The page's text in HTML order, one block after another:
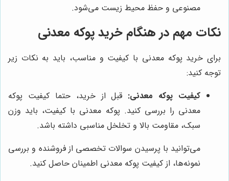
مصنوعی و حفظ محیط زیست می‌شود.
نکات مهم در هنگام خرید پوکه معدنی
برای خرید پوکه معدنی با کیفیت و مناسب، باید به نکات زیر
توجه کنید:
کیفیت پوکه معدنی: قبل از خرید، حتما کیفیت پوکه
معدنی را بررسی کنید. پوکه معدنی با کیفیت، باید وزن
سبک، مقاومت بالا و تخلخل مناسبی داشته باشد.
می‌توانید با پرسیدن سوالات تخصصی از فروشنده و بررسی
نمونه‌ها، از کیفیت پوکه معدنی اطمینان حاصل کنید.